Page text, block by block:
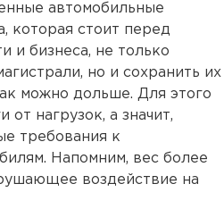
автомобильные
которая стоит перед
и бизнеса, не только
но и сохранить их
можно дольше. Для этого
нагрузок, а значит,
требования к
Напомним, вес более
воздействие на